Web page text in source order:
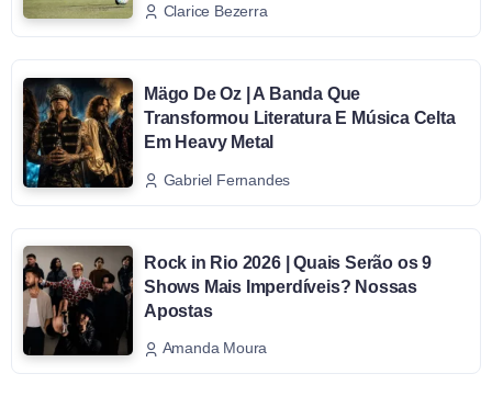
Clarice Bezerra
Mägo De Oz | A Banda Que
Transformou Literatura E Música Celta
Em Heavy Metal
Gabriel Fernandes
Rock in Rio 2026 | Quais Serão os 9
Shows Mais Imperdíveis? Nossas
Apostas
Amanda Moura